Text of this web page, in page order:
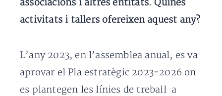
associacions i altres entitats. Quines
activitats i tallers ofereixen aquest any?
L’any 2023, en l’assemblea anual, es va
aprovar el Pla estratègic 2023-2026 on
es plantegen les línies de treball a